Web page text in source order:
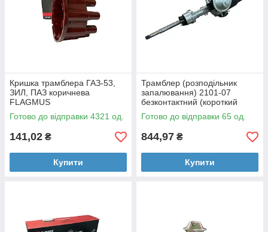
Кришка трамблера ГАЗ-53,
ЗИЛ, ПАЗ коричнева
FLAGMUS
Готово до відправки 4321 од.
141,02 ₴
Купити
Трамблер (розподільник
запалювання) 2101-07
безконтактний (короткий
шток) FLAGMUS
Готово до відправки 65 од.
844,97 ₴
Купити